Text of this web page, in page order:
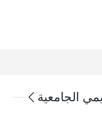
الجامعية